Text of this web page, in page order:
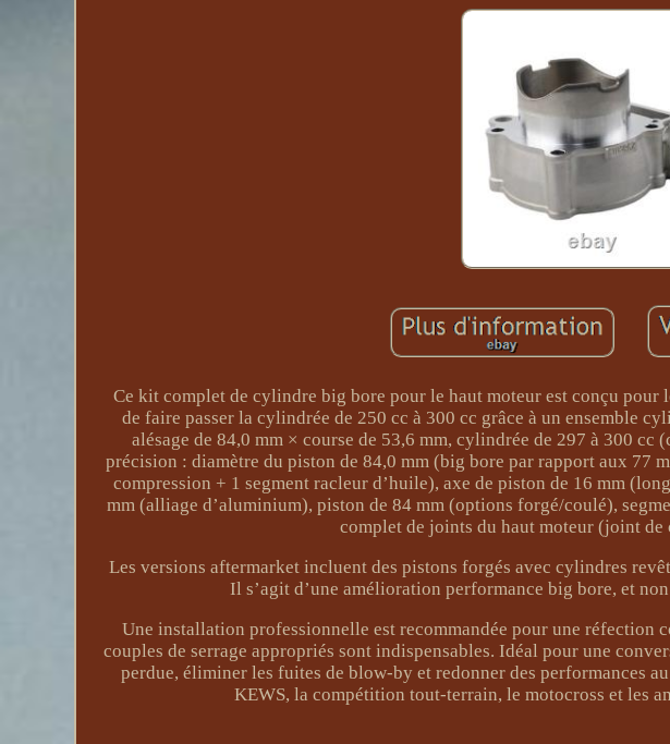
Ce kit complet de cylindre big bore pour le haut moteur est conçu pour
de faire passer la cylindrée de 250 cc à 300 cc grâce à un ensemble
alésage de 84,0 mm × course de 53,6 mm, cylindrée de 297 à 300
précision : diamètre du piston de 84,0 mm (big bore par rapport aux 77
compression + 1 segment racleur d’huile), axe de piston de 16 mm
mm (alliage d’aluminium), piston de 84 mm (options forgé/coulé),
complet de joints du haut moteur (joint de
Les versions aftermarket incluent des pistons forgés avec cylindres
Il s’agit d’une amélioration performance big bore, et
Une installation professionnelle est recommandée pour une réfection
couples de serrage appropriés sont indispensables. Idéal pour une
perdue, éliminer les fuites de blow-by et redonner des performances
KEWS, la compétition tout-terrain, le motocross et les